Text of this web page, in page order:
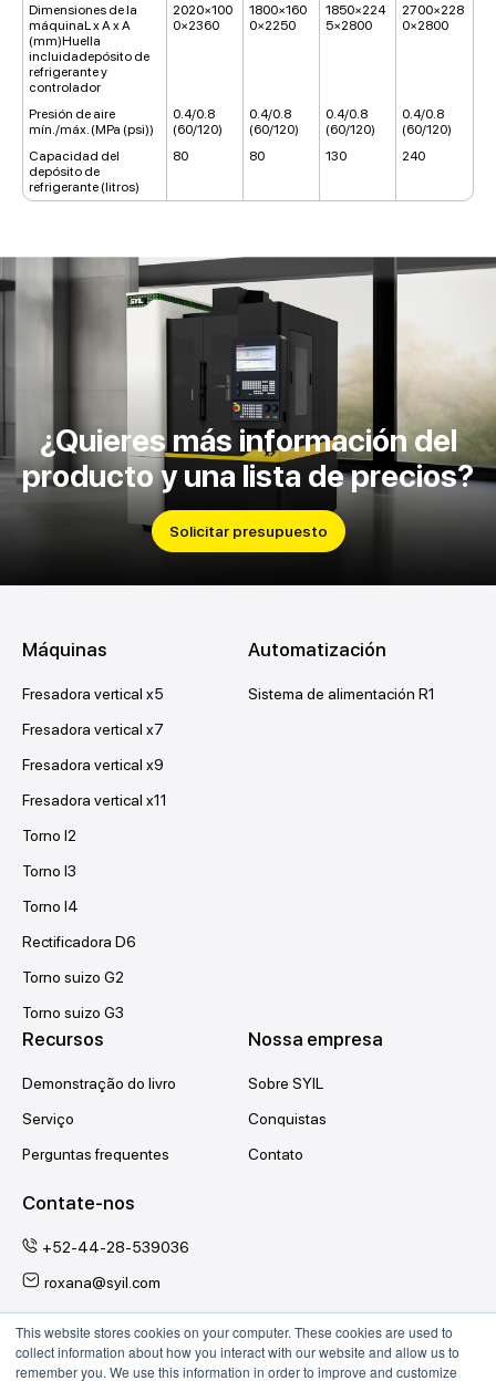
This website stores cookies on your computer. These cookies are used to
collect information about how you interact with our website and allow us to
remember you. We use this information in order to improve and customize
Dimensiones de la
máquinaL x A x A
(mm)Huella
incluidadepósito de
refrigerante y
controlador
2020×100
0×2360
1800×160
0×2250
1850×224
5×2800
2700×228
0×2800
Presión de aire
mín./máx. (MPa (psi))
0.4/0.8
(60/120)
0.4/0.8
(60/120)
0.4/0.8
(60/120)
0.4/0.8
(60/120)
Capacidad del
depósito de
refrigerante (litros)
80 80 130 240
¿Quieres más información del
producto y una lista de precios?
Solicitar presupuesto
Máquinas
Fresadora vertical x5
Fresadora vertical x7
Fresadora vertical x9
Fresadora vertical x11
Torno l2
Torno l3
Torno l4
Rectificadora D6
Torno suizo G2
Torno suizo G3
Automatización
Sistema de alimentación R1
Recursos
Demonstração do livro
Serviço
Perguntas frequentes
Nossa empresa
Sobre SYIL
Conquistas
Contato
Contate-nos
+52-44-28-539036
roxana@syil.com
Siga-nos